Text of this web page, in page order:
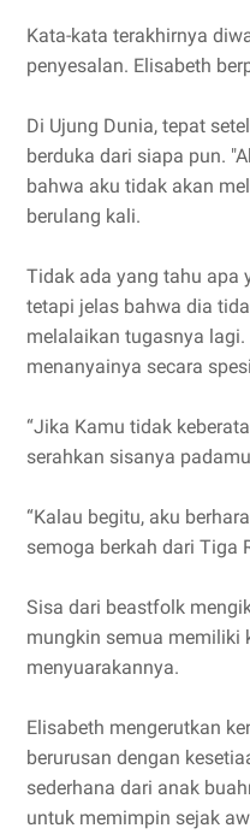
Kata-kata terakhirnya
penyesalan. Elisabeth
Di Ujung Dunia, tepat
berduka dari siapa pun.
bahwa aku tidak akan
berulang kali.
Tidak ada yang tahu apa
tetapi jelas bahwa dia
melalaikan tugasnya
menanyainya secara
“Jika Kamu tidak
serahkan sisanya
“Kalau begitu, aku
semoga berkah dari Tiga
Sisa dari beastfolk
mungkin semua memiliki
menyuarakannya.
Elisabeth mengerutkan
berurusan dengan
sederhana dari anak
untuk memimpin sejak